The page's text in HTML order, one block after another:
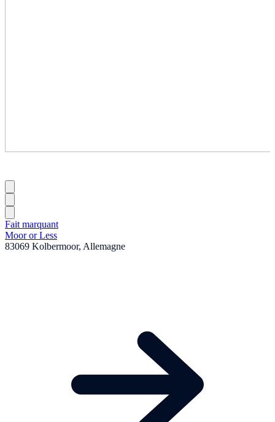
Fait marquant
Moor or Less
83069 Kolbermoor, Allemagne